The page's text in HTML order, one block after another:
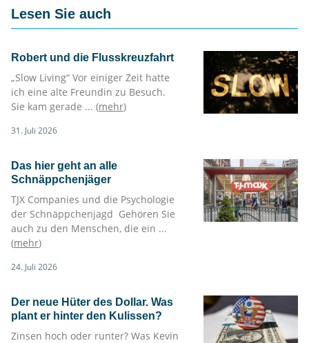
Lesen Sie auch
Robert und die Flusskreuzfahrt
„Slow Living“ Vor einiger Zeit hatte
ich eine alte Freundin zu Besuch.
Sie kam gerade ... (mehr)
31. Juli 2026
Das hier geht an alle
Schnäppchenjäger
TJX Companies und die Psychologie
der Schnäppchenjagd Gehören Sie
auch zu den Menschen, die ein ...
(mehr)
24. Juli 2026
Der neue Hüter des Dollar. Was
plant er hinter den Kulissen?
Zinsen hoch oder runter? Was Kevin